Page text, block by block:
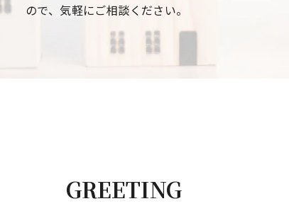
ので、気軽にご相談ください。
GREETING